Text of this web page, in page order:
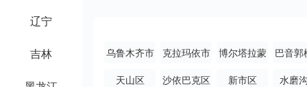
辽宁
吉林 乌鲁木齐市 克拉玛依市
博尔塔拉蒙
古自治州
巴音郭
古自
天山区 沙依巴克区 新市区
水磨